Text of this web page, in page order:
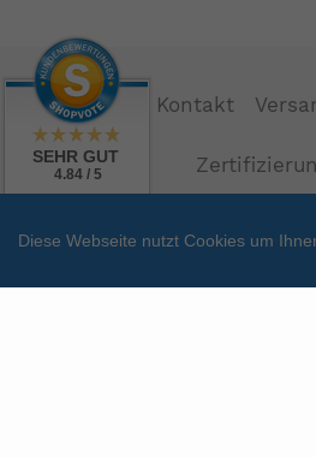
Kontakt
Diese Webseite nutzt Cookies um
SEHR GUT
4.84 / 5